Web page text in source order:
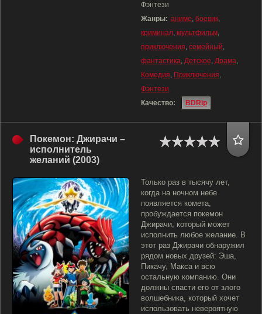
Фэнтези
Жанры: аниме, боевик,
криминал, мультфильм,
приключения, семейный,
фантастика, Детское, Драма,
Комедия, Приключения,
Фэнтези
Качество:
BDRip
Покемон: Джирачи –
исполнитель
желаний (2003)
Только раз в тысячу лет,
когда на ночном небе
появляется комета,
пробуждается покемон
Джирачи, который может
исполнить любое желание. В
этот раз Джирачи обнаружил
рядом новых друзей: Эша,
Пикачу, Макса и всю
остальную компанию. Они
должны спасти его от злого
волшебника, который хочет
использовать невероятную